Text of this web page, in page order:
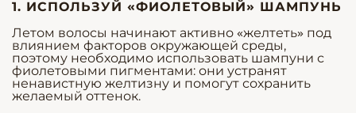
1. ИСПОЛЬЗУЙ «ФИОЛЕТОВЫЙ» ШАМПУНЬ
Летом волосы начинают активно «желтеть» под
влиянием факторов окружающей среды,
поэтому необходимо использовать шампуни с
фиолетовыми пигментами: они устранят
ненавистную желтизну и помогут сохранить
желаемый оттенок.